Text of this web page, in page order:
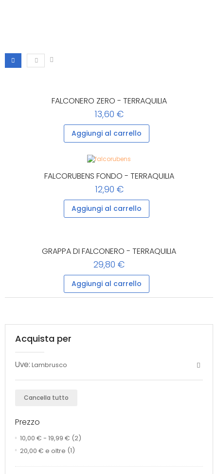
FALCONERO ZERO - TERRAQUILIA
13,60 €
Aggiungi al carrello
FALCORUBENS FONDO - TERRAQUILIA
12,90 €
Aggiungi al carrello
GRAPPA DI FALCONERO - TERRAQUILIA
29,80 €
Aggiungi al carrello
Acquista per
Uve: Lambrusco
Cancella tutto
Prezzo
10,00 € - 19,99 € (2)
20,00 € e oltre (1)